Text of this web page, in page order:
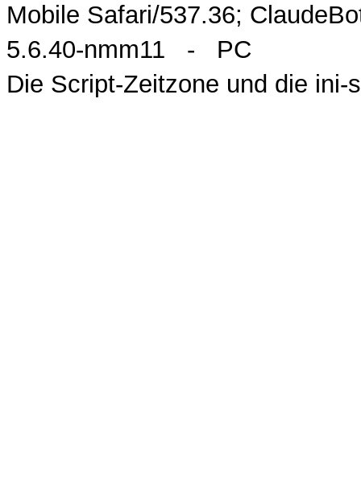
Mobile Safari/537.36;
5.6.40-nmm11 - PC
Die Script-Zeitzone und die